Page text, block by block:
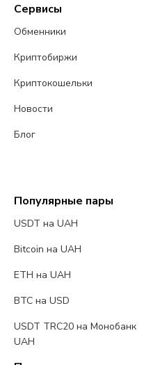
Сервисы
Обменники
Криптобиржи
Криптокошельки
Новости
Блог
Популярные пары
USDT на UAH
Bitcoin на UAH
ETH на UAH
BTC на USD
USDT TRC20 на Монобанк
UAH